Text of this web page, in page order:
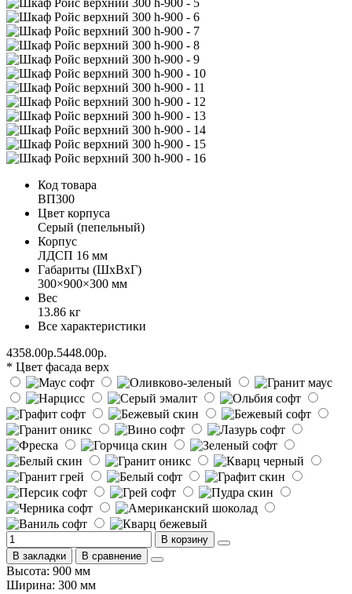
Код товара
ВП300
Цвет корпуса
Серый (пепельный)
Корпус
ЛДСП 16 мм
Габариты (ШхВхГ)
300×900×300 мм
Вес
13.86 кг
Все характеристики
4358.00р.5448.00р.
* Цвет фасада верх
В корзину
В закладки
В сравнение
Высота: 900 мм
Ширина: 300 мм